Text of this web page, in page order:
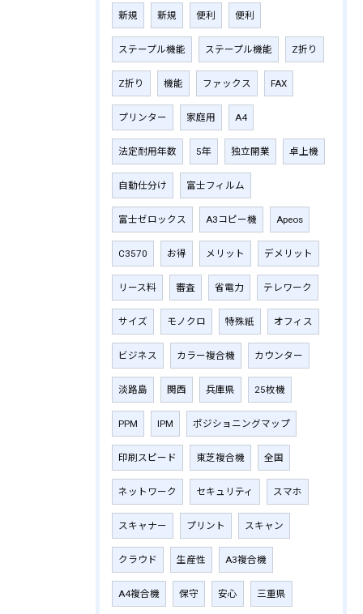
新規 新規 便利 便利
ステープル機能 ステープル機能 Z折り
Z折り 機能 ファックス FAX
プリンター 家庭用 A4
法定耐用年数 5年 独立開業 卓上機
自動仕分け 富士フィルム
富士ゼロックス A3コピー機 Apeos
C3570 お得 メリット デメリット
リース料 審査 省電力 テレワーク
サイズ モノクロ 特殊紙 オフィス
ビジネス カラー複合機 カウンター
淡路島 関西 兵庫県 25枚機
PPM IPM ポジショニングマップ
印刷スピード 東芝複合機 全国
ネットワーク セキュリティ スマホ
スキャナー プリント スキャン
クラウド 生産性 A3複合機
A4複合機 保守 安心 三重県